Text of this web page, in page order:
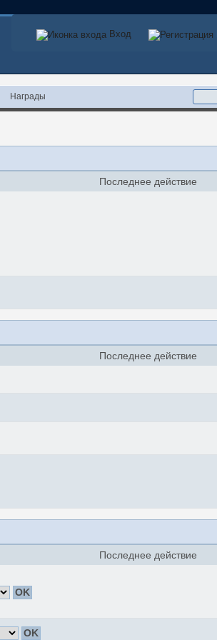
Вход
Награды
Последнее действие
Последнее действие
Последнее действие